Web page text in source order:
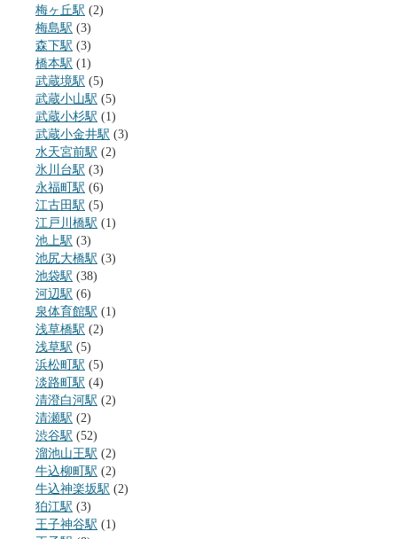
梅ヶ丘駅 (2)
梅島駅 (3)
森下駅 (3)
橋本駅 (1)
武蔵境駅 (5)
武蔵小山駅 (5)
武蔵小杉駅 (1)
武蔵小金井駅 (3)
水天宮前駅 (2)
氷川台駅 (3)
永福町駅 (6)
江古田駅 (5)
江戸川橋駅 (1)
池上駅 (3)
池尻大橋駅 (3)
池袋駅 (38)
河辺駅 (6)
泉体育館駅 (1)
浅草橋駅 (2)
浅草駅 (5)
浜松町駅 (5)
淡路町駅 (4)
清澄白河駅 (2)
清瀬駅 (2)
渋谷駅 (52)
溜池山王駅 (2)
牛込柳町駅 (2)
牛込神楽坂駅 (2)
狛江駅 (3)
王子神谷駅 (1)